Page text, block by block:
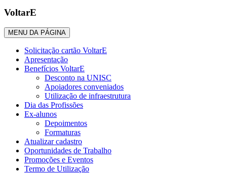
VoltarE
MENU DA PÁGINA
Solicitação cartão VoltarE
Apresentação
Benefícios VoltarE
Desconto na UNISC
Apoiadores conveniados
Utilização de infraestrutura
Dia das Profissões
Ex-alunos
Depoimentos
Formaturas
Atualizar cadastro
Oportunidades de Trabalho
Promoções e Eventos
Termo de Utilização